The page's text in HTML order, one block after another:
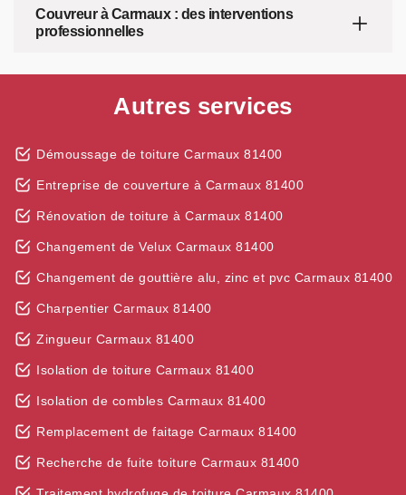
Couvreur à Carmaux : des interventions
professionnelles
Autres services
Démoussage de toiture Carmaux 81400
Entreprise de couverture à Carmaux 81400
Rénovation de toiture à Carmaux 81400
Changement de Velux Carmaux 81400
Changement de gouttière alu, zinc et pvc Carmaux 81400
Charpentier Carmaux 81400
Zingueur Carmaux 81400
Isolation de toiture Carmaux 81400
Isolation de combles Carmaux 81400
Remplacement de faitage Carmaux 81400
Recherche de fuite toiture Carmaux 81400